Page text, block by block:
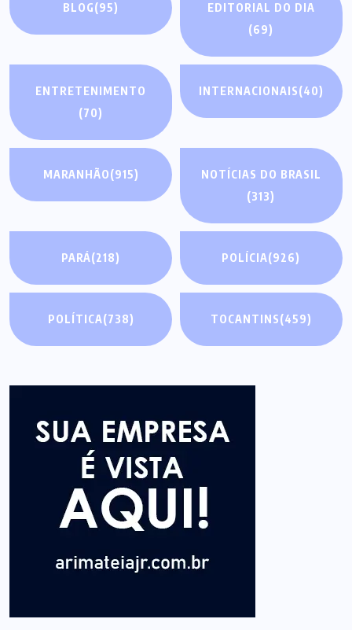
BLOG(95)
EDITORIAL DO DIA
(69)
ENTRETENIMENTO
(70)
INTERNACIONAIS(40)
MARANHÃO(915)
NOTÍCIAS DO BRASIL
(313)
PARÁ(218) POLÍCIA(926)
POLÍTICA(738) TOCANTINS(459)